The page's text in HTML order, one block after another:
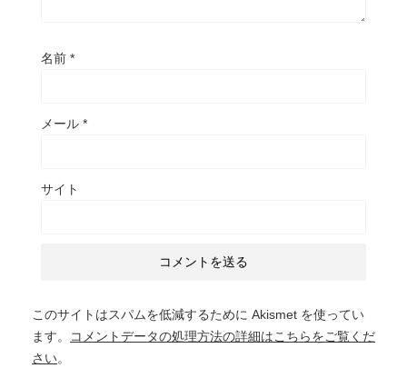
名前 *
メール *
サイト
このサイトはスパムを低減するために Akismet を使ってい
ます。
コメントデータの処理方法の詳細はこちらをご覧くだ
さい。